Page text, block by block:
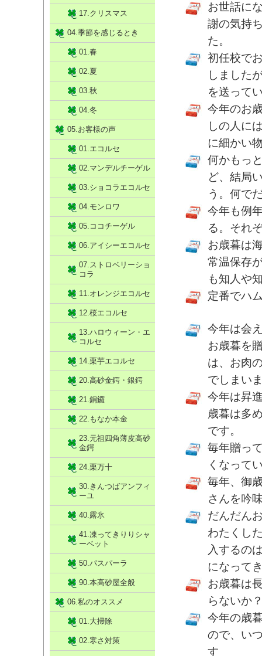
お世話に
謝の気持
た。
初任校で
しました
を送って
今年のお
しの人に
に細かい
何かもっ
ど、結局
う。何で
今年も例
る。それ
お歳暮は
常温保存
も知人や
定番でハ
今年は会
お歳暮を
は、お肉
でしまい
今年は昇
歳暮は多
です。
毎年贈っ
くなって
毎年、御
さんを吟
だんだん
わたくし
入するの
になって
お歳暮は
らないか
今年の歳
ので、い
す
17.クリスマス
04.季節を感じるとき
01.春
02.夏
03.秋
04.冬
05.お客様の声
01.エコルセ
02.マンデルチーゲル
03.ショコラエコルセ
04.モンロワ
05.ココチーゲル
06.アイシーエコルセ
07.ストロベリーショ
コラ
11.オレンジエコルセ
12.桜エコルセ
13.ハロウィーン・エ
コルセ
14.栗芋エコルセ
20.高砂金鍔・銀鍔
21.銅鑼
22.もなか本金
23.元祖四角薄皮高砂
金鍔
24.栗万十
30.きんつばアンフィ
ーユ
40.露氷
41.凍ってきりりシャ
ーベット
50.パスパーラ
90.本高砂屋全般
06.私のオススメ
01.大掃除
02.寒さ対策